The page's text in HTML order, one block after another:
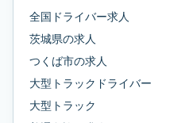
全国ドライバー求人
茨城県の求人
つくば市の求人
大型トラックドライバー
大型トラック